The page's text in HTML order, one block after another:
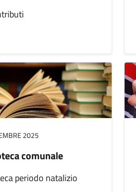
2025
comunale
periodo natalizio